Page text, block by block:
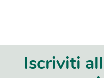
Iscriviti